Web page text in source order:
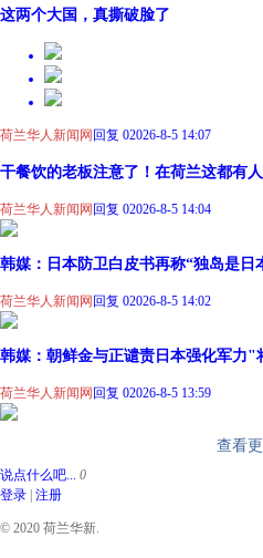
这两个大国，真撕破脸了
荷兰华人新闻网 回复 02026-8-5 14:07
干餐饮的老板注意了！在荷兰这都有
荷兰华人新闻网 回复 02026-8-5 14:04
韩媒：日本防卫白皮书再称“独岛是日
荷兰华人新闻网 回复 02026-8-5 14:02
韩媒：朝鲜金与正谴责日本强化军力
荷兰华人新闻网 回复 02026-8-5 13:59
查看
说点什么吧... 0
登录 注册
© 2020 荷兰华新.